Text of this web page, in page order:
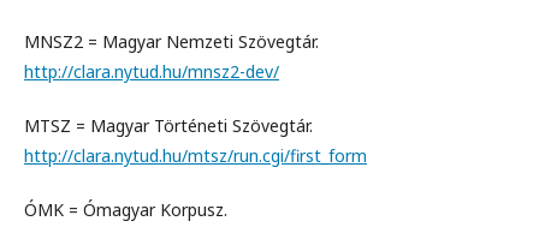
MNSZ2 = Magyar Nemzeti Szövegtár.
http://clara.nytud.hu/mnsz2-dev/
MTSZ = Magyar Történeti Szövegtár.
http://clara.nytud.hu/mtsz/run.cgi/first_form
ÓMK = Ómagyar Korpusz.